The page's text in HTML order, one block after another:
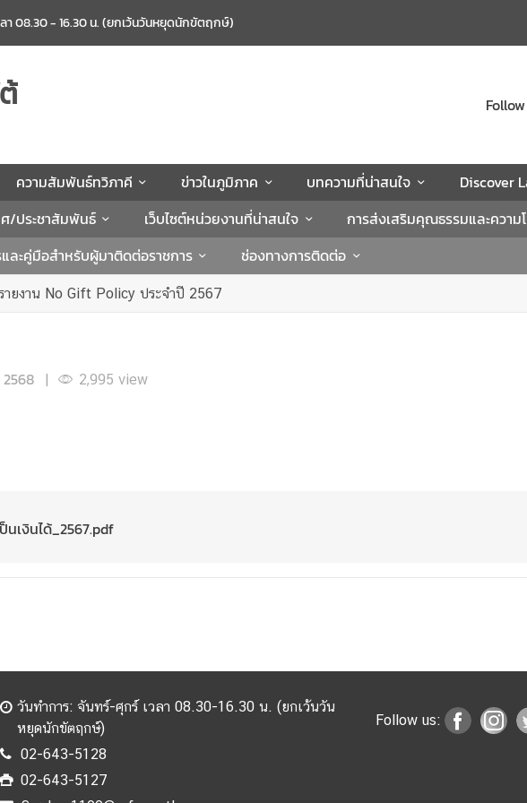
า 08.30 - 16.30 น. (ยกเว้นวันหยุดนักขัตฤกษ์)
ความสัมพันธ์ทวิภาคี ข่าวในภูมิภาค บทความที่น่าสนใจ
Discover
ศ/ประชาสัมพันธ์ เว็บไซต์หน่วยงานที่น่าสนใจ
การส่งเสริมคุณธรรมและความ
ละคู่มือสำหรับผู้มาติดต่อราชการ
ช่องทางการติดต่อ
ายงาน No Gift Policy ประจำปี 2567
2568 | 2,995 view
เงินได้_2567.pdf
วันทำการ: จันทร์-ศุกร์ เวลา 08.30-16.30 น. (ยกเว้นวัน
หยุดนักขัตฤกษ์)
02-643-5128
02-643-5127
Follow us: